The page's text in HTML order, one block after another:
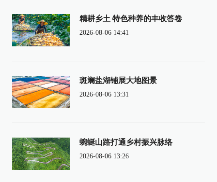
精耕乡土 特色种养的丰收答卷
2026-08-06 14:41
斑斓盐湖铺展大地图景
2026-08-06 13:31
蜿蜒山路打通乡村振兴脉络
2026-08-06 13:26